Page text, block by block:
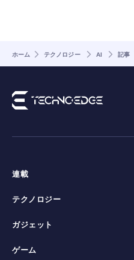
ホーム テクノロジー AI 記事
連載
テクノロジー
ガジェット
ゲーム